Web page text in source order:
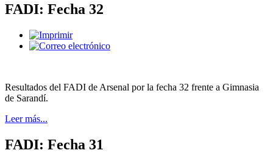
FADI: Fecha 32
Resultados del FADI de Arsenal por la fecha 32 frente a Gimnasia
de Sarandí.
Leer más...
FADI: Fecha 31